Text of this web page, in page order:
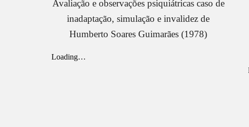
Avaliação e observações psiquiátricas caso de
inadaptação, simulação e invalidez de
Humberto Soares Guimarães (1978)